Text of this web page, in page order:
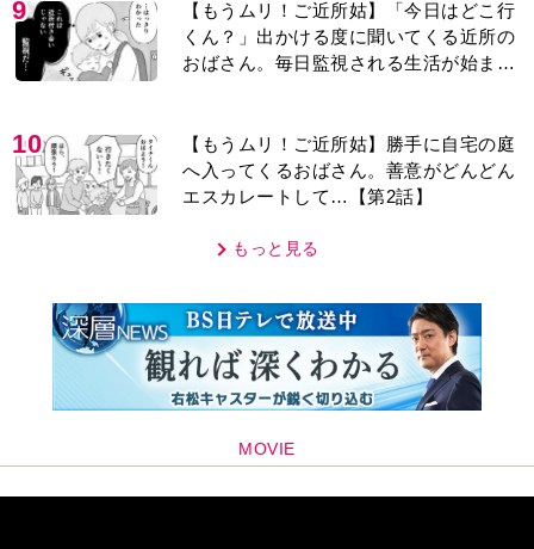
り…【第1話】
10
エスカレートして…【第2話】
もっと見る
MOVIE